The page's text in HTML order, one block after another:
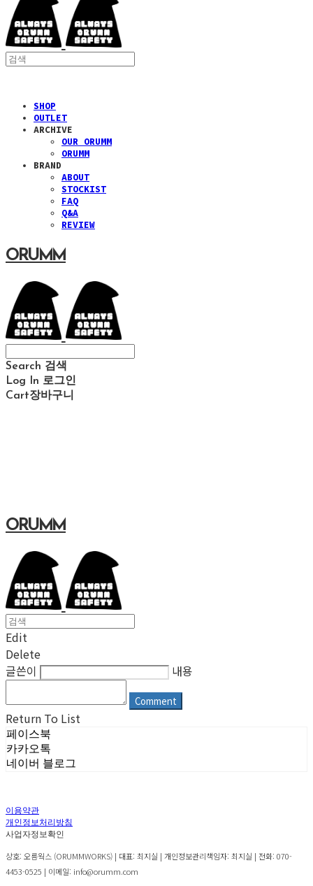
SHOP
OUTLET
ARCHIVE
OUR ORUMM
ORUMM
BRAND
ABOUT
STOCKIST
FAQ
Q&A
REVIEW
ORUMM
Search 검색
Log In 로그인
Cart장바구니
ORUMM
Edit
Delete
글쓴이
내용
Comment
Return To List
페이스북
카카오톡
네이버 블로그
이용약관
개인정보처리방침
사업자정보확인
상호: 오름웍스 (ORUMMWORKS) | 대표: 최지실 | 개인정보관리책임자: 최지실 | 전화: 070-
4453-0525 | 이메일: info@orumm.com